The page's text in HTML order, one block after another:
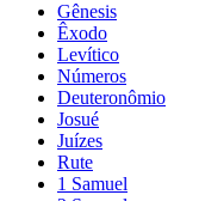
Gênesis
Êxodo
Levítico
Números
Deuteronômio
Josué
Juízes
Rute
1 Samuel